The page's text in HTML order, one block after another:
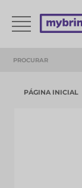
PÁGINA INICIAL